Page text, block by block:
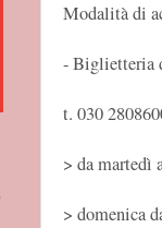
Modalità di
- Biglietteria
t. 030
> da martedì
> domenica